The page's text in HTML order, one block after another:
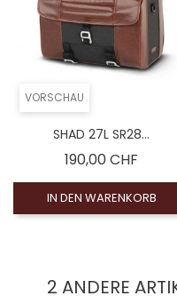
VORSCHAU
SHAD 27L SR28...
190,00 CHF
IN DEN WARENKORB
2 ANDERE